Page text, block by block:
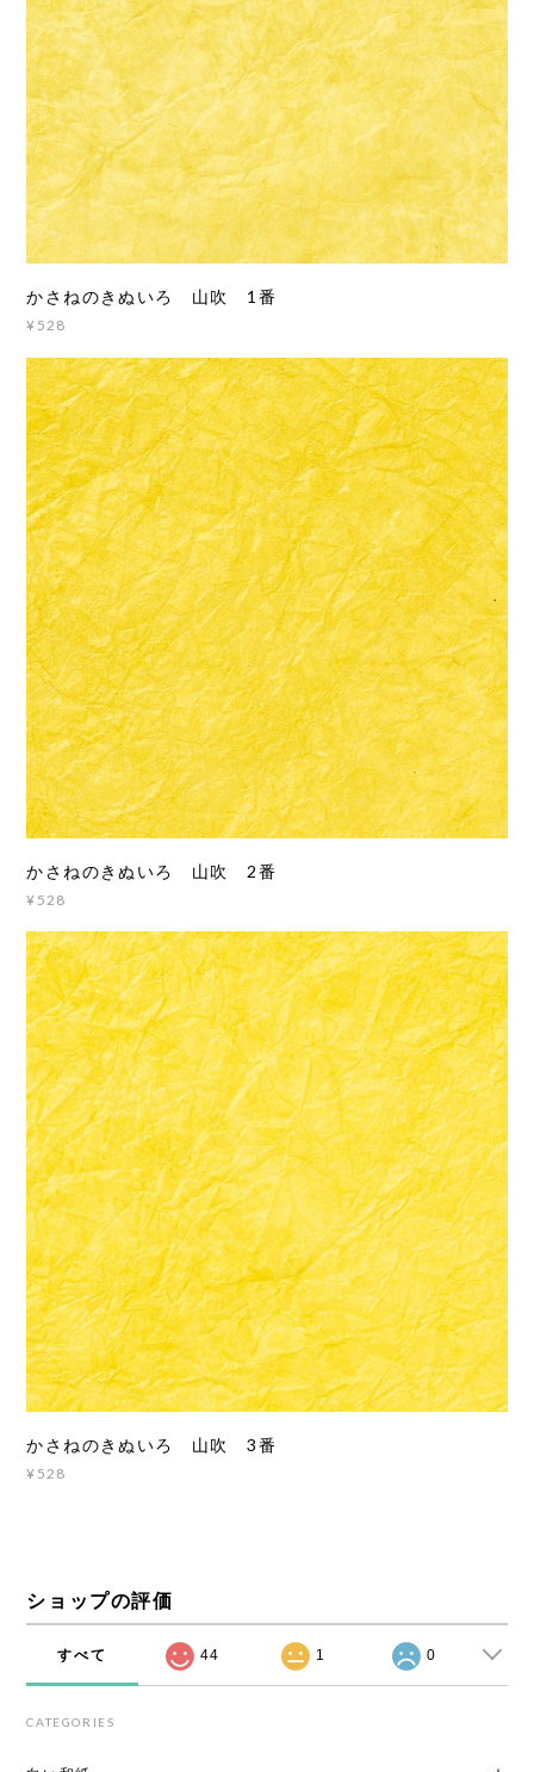
かさねのきぬいろ 山吹 1番
¥528
かさねのきぬいろ 山吹 2番
¥528
かさねのきぬいろ 山吹 3番
¥528
ショップの評価
すべて 44 1 0
CATEGORIES